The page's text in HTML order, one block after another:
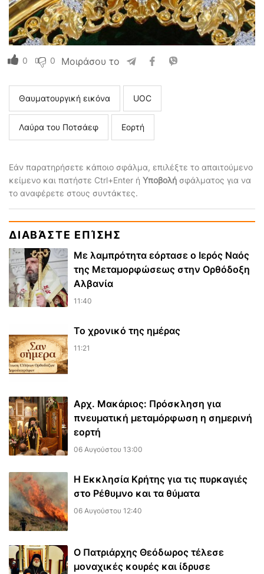
0 0 Μοιράσου το
Θαυματουργική εικόνα UOC
Λαύρα του Ποτσάεφ Εορτή
Εάν παρατηρήσετε κάποιο σφάλμα, επιλέξτε το απαιτούμενο
κείμενο και πατήστε Ctrl+Enter ή Υποβολή σφάλματος για να
το αναφέρετε στους συντάκτες.
ΔΙΑΒΆΣΤΕ ΕΠΊΣΗΣ
Με λαμπρότητα εόρτασε ο Ιερός Ναός
της Μεταμορφώσεως στην Ορθόδοξη
Αλβανία
11:40
Το χρονικό της ημέρας
11:21
Αρχ. Μακάριος: Πρόσκληση για
πνευματική μεταμόρφωση η σημερινή
εορτή
06 Αυγούστου 13:00
Η Εκκλησία Κρήτης για τις πυρκαγιές
στο Ρέθυμνο και τα θύματα
06 Αυγούστου 12:40
Ο Πατριάρχης Θεόδωρος τέλεσε
μοναχικές κουρές και ίδρυσε